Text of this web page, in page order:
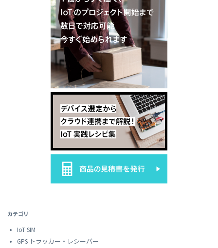
カテゴリ
IoT SIM
GPS トラッカー・レシーバー